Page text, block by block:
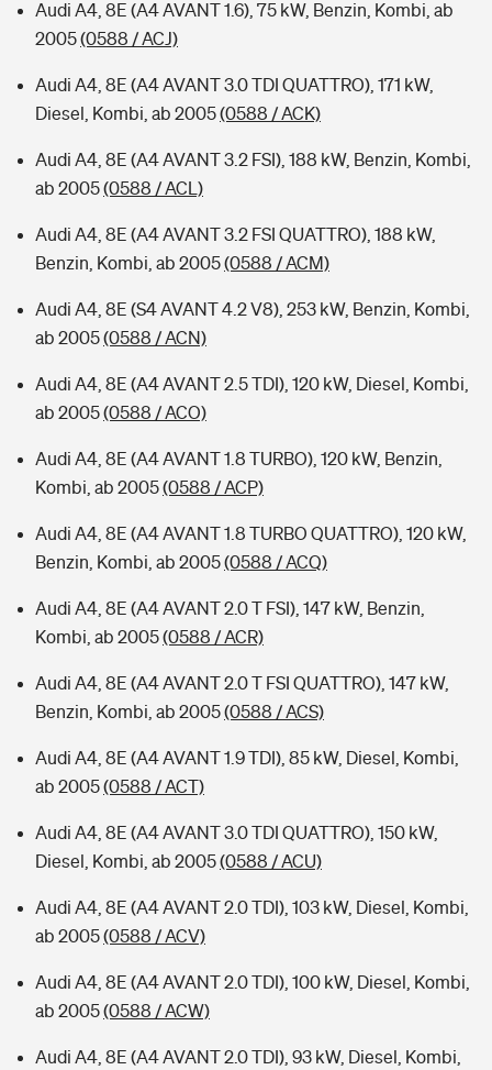
Audi A4, 8E (A4 AVANT 1.6), 75 kW, Benzin, Kombi, ab
2005(0588 / ACJ)
Audi A4, 8E (A4 AVANT 3.0 TDI QUATTRO), 171 kW,
Diesel, Kombi, ab 2005(0588 / ACK)
Audi A4, 8E (A4 AVANT 3.2 FSI), 188 kW, Benzin, Kombi,
ab 2005(0588 / ACL)
Audi A4, 8E (A4 AVANT 3.2 FSI QUATTRO), 188 kW,
Benzin, Kombi, ab 2005(0588 / ACM)
Audi A4, 8E (S4 AVANT 4.2 V8), 253 kW, Benzin, Kombi,
ab 2005(0588 / ACN)
Audi A4, 8E (A4 AVANT 2.5 TDI), 120 kW, Diesel, Kombi,
ab 2005(0588 / ACO)
Audi A4, 8E (A4 AVANT 1.8 TURBO), 120 kW, Benzin,
Kombi, ab 2005(0588 / ACP)
Audi A4, 8E (A4 AVANT 1.8 TURBO QUATTRO), 120 kW,
Benzin, Kombi, ab 2005(0588 / ACQ)
Audi A4, 8E (A4 AVANT 2.0 T FSI), 147 kW, Benzin,
Kombi, ab 2005(0588 / ACR)
Audi A4, 8E (A4 AVANT 2.0 T FSI QUATTRO), 147 kW,
Benzin, Kombi, ab 2005(0588 / ACS)
Audi A4, 8E (A4 AVANT 1.9 TDI), 85 kW, Diesel, Kombi,
ab 2005(0588 / ACT)
Audi A4, 8E (A4 AVANT 3.0 TDI QUATTRO), 150 kW,
Diesel, Kombi, ab 2005(0588 / ACU)
Audi A4, 8E (A4 AVANT 2.0 TDI), 103 kW, Diesel, Kombi,
ab 2005(0588 / ACV)
Audi A4, 8E (A4 AVANT 2.0 TDI), 100 kW, Diesel, Kombi,
ab 2005(0588 / ACW)
Audi A4, 8E (A4 AVANT 2.0 TDI), 93 kW, Diesel, Kombi,